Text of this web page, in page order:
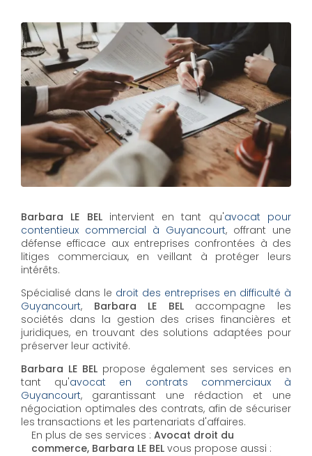
Barbara LE BELintervient en tant qu'avocat pour
contentieux commercial à Guyancourt, offrant une
défense efficace aux entreprises confrontées à des
litiges commerciaux, en veillant à protéger leurs
intérêts.
Spécialisé dans le droit des entreprises en difficulté à
Guyancourt, Barbara LE BELaccompagne les
sociétés dans la gestion des crises financières et
juridiques, en trouvant des solutions adaptées pour
préserver leur activité.
Barbara LE BEL propose également ses services en
tant qu'avocat en contrats commerciaux à
Guyancourt, garantissant une rédaction et une
négociation optimales des contrats, afin de sécuriser
les transactions et les partenariats d'affaires.
En plus de ses services : Avocat droit du
commerce, Barbara LE BEL vous propose aussi :